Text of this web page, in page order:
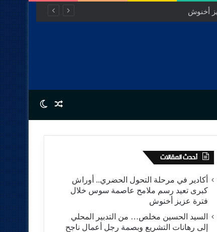
أخنوش
Random Article
Switch skin
أحدث المقالات
أكادير في مرحلة التحول الحضري.. أوراش
كبرى تعيد رسم ملامح عاصمة سوس خلال
فترة عزيز أخنوش
السيد الحسين مخلص… من التدبير المحلي
إلى رهانات التشريع وبصمة رجل أعمال ناجح